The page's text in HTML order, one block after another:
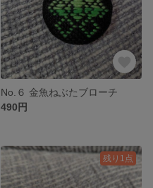
No.６ 金魚ねぶたブローチ
490円
残り1点